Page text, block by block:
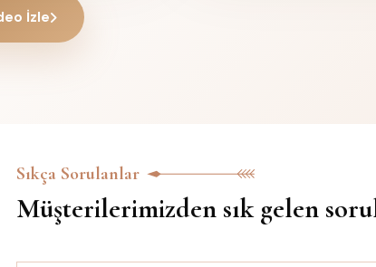
İzle
Sıkça Sorulanlar
Müşterilerimizden sık gelen